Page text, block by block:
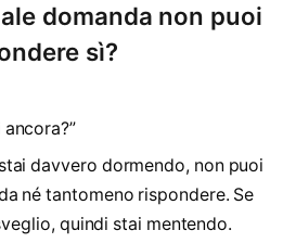
domanda non puoi
sì?
ancora?”
davvero dormendo, non puoi
né tantomeno rispondere. Se
quindi stai mentendo.